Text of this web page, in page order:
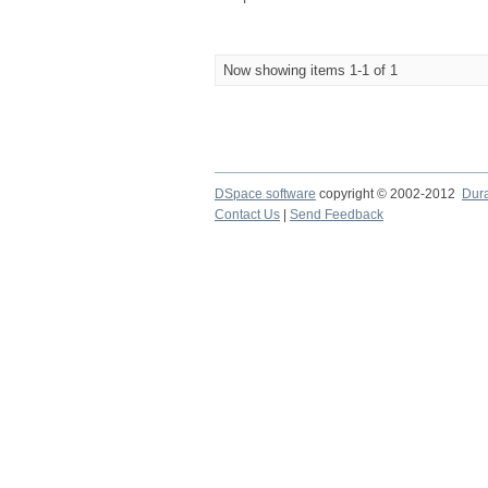
Now showing items 1-1 of 1
DSpace software copyright © 2002-2012
Contact Us
Send Feedback